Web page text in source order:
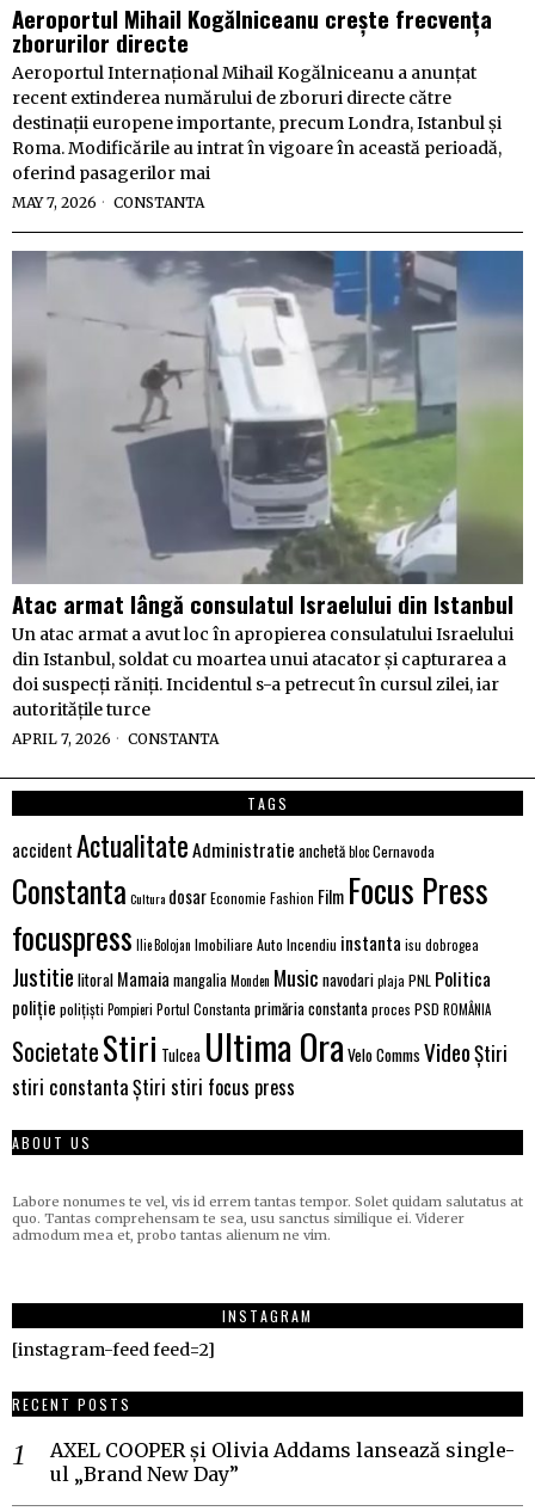
Aeroportul Mihail Kogălniceanu crește frecvența
zborurilor directe
Aeroportul Internațional Mihail Kogălniceanu a anunțat
recent extinderea numărului de zboruri directe către
destinații europene importante, precum Londra, Istanbul și
Roma. Modificările au intrat în vigoare în această perioadă,
oferind pasagerilor mai
MAY 7, 2026 CONSTANTA
Atac armat lângă consulatul Israelului din Istanbul
Un atac armat a avut loc în apropierea consulatului Israelului
din Istanbul, soldat cu moartea unui atacator și capturarea a
doi suspecți răniți. Incidentul s-a petrecut în cursul zilei, iar
autoritățile turce
APRIL 7, 2026 CONSTANTA
TAGS
accidentActualitateAdministratie anchetăblocCernavoda
Constanta Cultura dosarEconomie Fashion Film Focus Press
focuspress Ilie Bolojan Imobiliare Auto Incendiu instanta isu dobrogea
Justitie litoral Mamaia mangaliaMonden Music navodariplaja PNL Politica
poliție polițiști Pompieri Portul Constanta primăria constantaproces PSD ROMÂNIA
SocietateStiri Tulcea Ultima Ora Velo Comms VideoȘtiri
stiri constantaȘtiri stiri focus press
ABOUT US
Labore nonumes te vel, vis id errem tantas tempor. Solet quidam salutatus at
quo. Tantas comprehensam te sea, usu sanctus similique ei. Viderer
admodum mea et, probo tantas alienum ne vim.
INSTAGRAM
[instagram-feed feed=2]
RECENT POSTS
AXEL COOPER și Olivia Addams lansează single-
ul „Brand New Day”